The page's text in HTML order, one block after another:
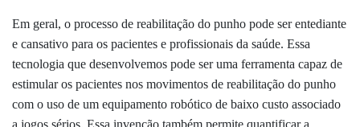
Em geral, o processo de reabilitação do punho pode ser entediante
e cansativo para os pacientes e profissionais da saúde. Essa
tecnologia que desenvolvemos pode ser uma ferramenta capaz de
estimular os pacientes nos movimentos de reabilitação do punho
com o uso de um equipamento robótico de baixo custo associado